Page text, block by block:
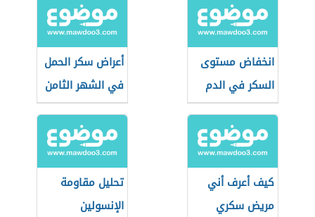
انخفاض مستوى
السكر في الدم
أعراض سكر الحمل
في الشهر الثامن
كيف أعرف أني
مريض سكري
تحليل مقاومة
الإنسولين